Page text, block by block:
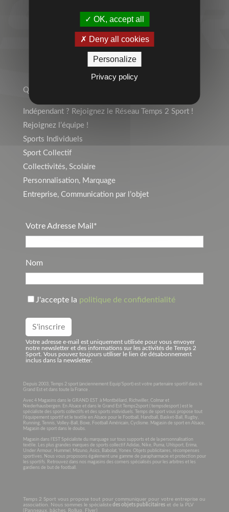
ENTREPRISES
TEMPS 2 SPORT
Qui sommes-nous ?
Indépendant ? Rejoignez le Réseau Temps 2 Sport !
Rejoignez l’équipe !
Sports Individuels
Sport Collectif
Collectivités, Scolaire
Personnalisation, Marquage
Entreprise, Communication par l’objet
Votre Adresse Mail*
Nom
J'accepte la politique de confidentialité
Votre adresse e-mail est uniquement utilisée pour vous envoyer
notre newsletter et des informations sur les activités de Temps 2
Sport. Vous pouvez toujours utiliser le lien de désabonnement
inclus dans la newsletter.
Depuis 2003, Temps 2 sport (anciennement Equip’Sport) est votre partenaire sportif dans le
Grand Est et dans toute la France .
Avec 4 Magasins dans le GRAND EST à Montbéliard, Richwiller, Colmar et
Niederhausbergen. En Alsace et dans le Grand Est Temps2sport ( tempsdesport ) est le
spécialiste des sports collectifs et des sports individuels. Temps de sport vous propose tout
l’équipement sportif et le textile en Alsace pour le Football, Handball, Basket-Ball, Rugby,
Running, Tennis, Volley-Ball, Boxe, Football Américain, Cyclisme. Magasin de sport en Alsace,
Magasin de sport dans le doubs.
Magasin dans l’EST Spécialiste du marquage sur tous supports et de la personnalisation
textile. Les plus grandes marques de sports collectif Adidas, Nike, Puma, Uhlsport, Erima,
Under Armour, Hummel, Mizuno, Asics, Babolat, Yonex. Objets publicitaires, récompenses
sportives. Nous vous proposons également une gamme de parapharmacie et protection pour
les sportifs. Retrouvez dans nos magasins des corners spécialisés pour les arbitres et les
gardiens de but de football.
Temps 2 Sport vous propose tout pour communiquer pour votre entreprise ou
association. Nous sommes le spécialistedes objets publicitaireset de la PLV
(Panneaux, bâches, Rollup, Flyer)
OK, accept all
Deny all cookies
Personalize
Privacy policy